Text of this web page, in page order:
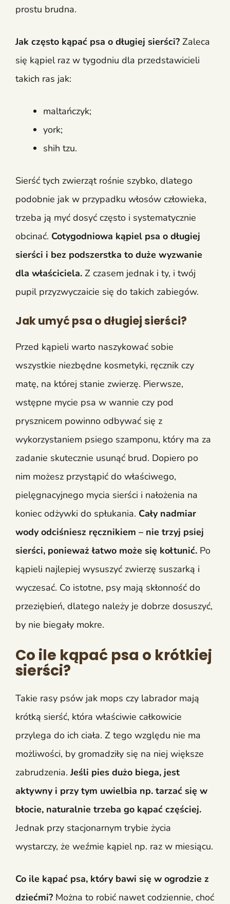
prostu brudna.
Jak często kąpać psa o długiej sierści? Zaleca
się kąpiel raz w tygodniu dla przedstawicieli
takich ras jak:
maltańczyk;
york;
shih tzu.
Sierść tych zwierząt rośnie szybko, dlatego
podobnie jak w przypadku włosów człowieka,
trzeba ją myć dosyć często i systematycznie
obcinać. Cotygodniowa kąpiel psa o długiej
sierści i bez podszerstka to duże wyzwanie
dla właściciela. Z czasem jednak i ty, i twój
pupil przyzwyczaicie się do takich zabiegów.
Jak umyć psa o długiej sierści?
Przed kąpieli warto naszykować sobie
wszystkie niezbędne kosmetyki, ręcznik czy
matę, na której stanie zwierzę. Pierwsze,
wstępne mycie psa w wannie czy pod
prysznicem powinno odbywać się z
wykorzystaniem psiego szamponu, który ma za
zadanie skutecznie usunąć brud. Dopiero po
nim możesz przystąpić do właściwego,
pielęgnacyjnego mycia sierści i nałożenia na
koniec odżywki do spłukania. Cały nadmiar
wody odciśniesz ręcznikiem – nie trzyj psiej
sierści, ponieważ łatwo może się kołtunić. Po
kąpieli najlepiej wysuszyć zwierzę suszarką i
wyczesać. Co istotne, psy mają skłonność do
przeziębień, dlatego należy je dobrze dosuszyć,
by nie biegały mokre.
Co ile kąpać psa o krótkiej
sierści?
Takie rasy psów jak mops czy labrador mają
krótką sierść, która właściwie całkowicie
przylega do ich ciała. Z tego względu nie ma
możliwości, by gromadziły się na niej większe
zabrudzenia. Jeśli pies dużo biega, jest
aktywny i przy tym uwielbia np. tarzać się w
błocie, naturalnie trzeba go kąpać częściej.
Jednak przy stacjonarnym trybie życia
wystarczy, że weźmie kąpiel np. raz w miesiącu.
Co ile kąpać psa, który bawi się w ogrodzie z
dziećmi? Można to robić nawet codziennie, choć